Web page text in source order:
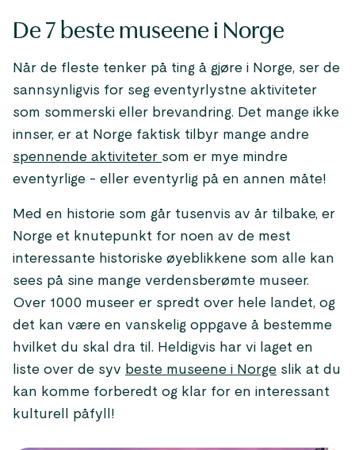
De 7 beste museene i Norge
Når de fleste tenker på ting å gjøre i Norge, ser de
sannsynligvis for seg eventyrlystne aktiviteter
som sommerski eller brevandring. Det mange ikke
innser, er at Norge faktisk tilbyr mange andre
spennende aktiviteter som er mye mindre
eventyrlige - eller eventyrlig på en annen måte!
Med en historie som går tusenvis av år tilbake, er
Norge et knutepunkt for noen av de mest
interessante historiske øyeblikkene som alle kan
sees på sine mange verdensberømte museer.
Over 1000 museer er spredt over hele landet, og
det kan være en vanskelig oppgave å bestemme
hvilket du skal dra til. Heldigvis har vi laget en
liste over de syv beste museene i Norge slik at du
kan komme forberedt og klar for en interessant
kulturell påfyll!